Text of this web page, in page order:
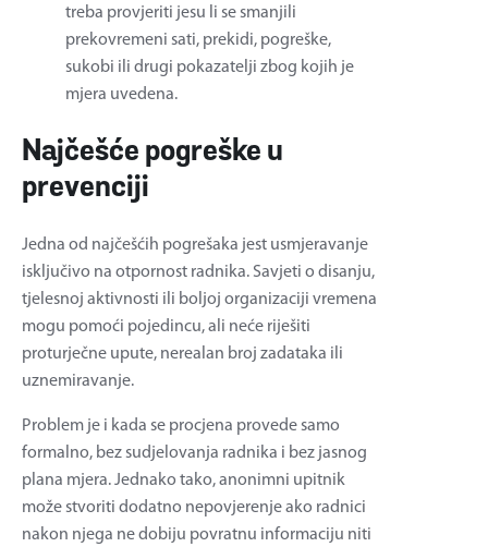
treba provjeriti jesu li se smanjili
prekovremeni sati, prekidi, pogreške,
sukobi ili drugi pokazatelji zbog kojih je
mjera uvedena.
Najčešće pogreške u
prevenciji
Jedna od najčešćih pogrešaka jest usmjeravanje
isključivo na otpornost radnika. Savjeti o disanju,
tjelesnoj aktivnosti ili boljoj organizaciji vremena
mogu pomoći pojedincu, ali neće riješiti
proturječne upute, nerealan broj zadataka ili
uznemiravanje.
Problem je i kada se procjena provede samo
formalno, bez sudjelovanja radnika i bez jasnog
plana mjera. Jednako tako, anonimni upitnik
može stvoriti dodatno nepovjerenje ako radnici
nakon njega ne dobiju povratnu informaciju niti